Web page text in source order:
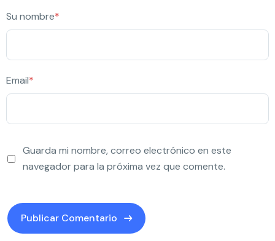
Su nombre*
Email*
Guarda mi nombre, correo electrónico en este
navegador para la próxima vez que comente.